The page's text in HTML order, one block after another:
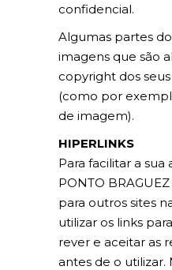
confidencial.
Algumas partes
imagens que são
copyright dos
(como por
de imagem).
HIPERLINKS
Para facilitar a sua
PONTO
para outros sites
utilizar os links
rever e aceitar as
antes de o utilizar.